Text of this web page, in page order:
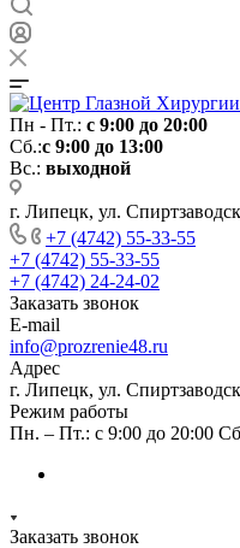
Пн - Пт.: с 9:00 до 20:00
Сб.:с 9:00 до 13:00
Вс.: выходной
г. Липецк, ул.
+7 (4742) 55-33-55
+7 (4742) 55-33-55
+7 (4742) 24-24-02
Заказать звонок
E-mail
info@prozrenie48.ru
Адрес
г. Липецк, ул.
Режим работы
Пн. – Пт.: с 9:00 до 20:00
Заказать звонок